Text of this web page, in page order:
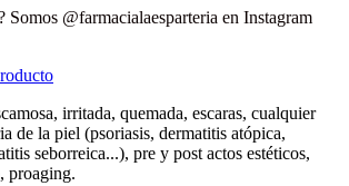
Somos @farmacialaesparteria en Instagram
irritada, quemada, escaras, cualquier
de la piel (psoriasis, dermatitis atópica,
seborreica...), pre y post actos estéticos,
proaging.